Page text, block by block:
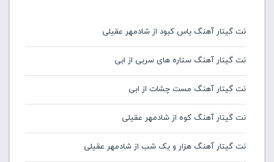
نت گیتار آهنگ یاس کبود از شادمهر عقیلی
نت گیتار آهنگ ستاره های سربی از ابی
نت گیتار آهنگ مست چشات از ابی
نت گیتار آهنگ کوه از شادمهر عقیلی
نت گیتار آهنگ هزار و یک شب از شادمهر عقیلی